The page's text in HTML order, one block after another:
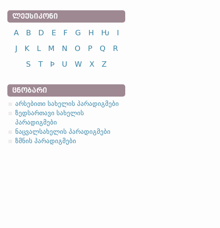
ᲚᲔᲥᲡᲘᲙᲝᲜᲘ
A B D E F G H Ƕ
I
J
K L M N O P Q
R
S
T Þ U W X Z
ᲪᲜᲝᲑᲐᲠᲘ
არსებითი სახელის პარადიგმები
ზედსართავი სახელის
პარადიგმები
ნაცვალსახელის პარადიგმები
ზმნის პარადიგმები